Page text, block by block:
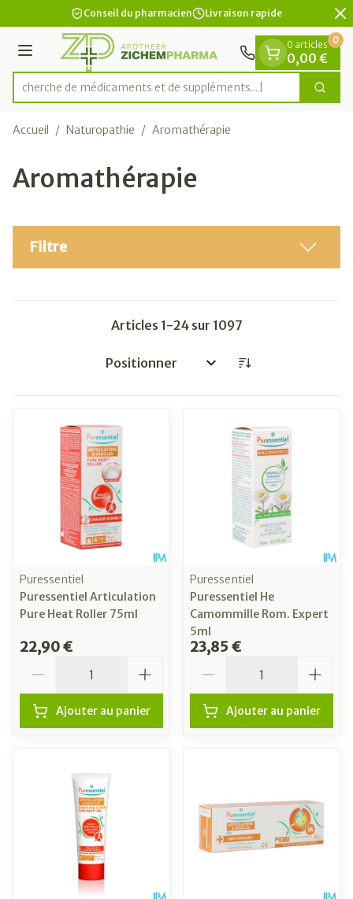
Aller au contenu
2 de 2Conseil du pharmacien Livraison rapide
Menu
Rechercher
Recherche de médicaments et
0 articles
0,00 €
0
Accueil / Naturopathie / Aromathérapie
Aromathérapie
Filtre
Articles 1-24sur 1097
Trier par:
Puressentiel
Puressentiel Articulation
Pure Heat Roller 75ml
22,90 €
Ajouter au panier
Puressentiel
Puressentiel He
Camommille Rom. Expert
5ml
23,85 €
Ajouter au panier